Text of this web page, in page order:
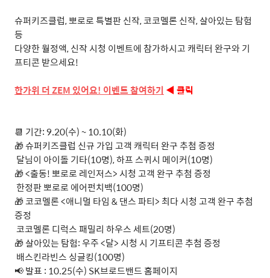
슈퍼키즈클럽, 뽀로로 특별판 신작, 코코멜론 신작, 살아있는 탐험
등
다양한 월정액, 신작 시청 이벤트에 참가하시고 캐릭터 완구와 기
프티콘 받으세요!
한가위 더 ZEM 있어요! 이벤트참여하기 ◀ 클릭
📆 기간: 9.20(수) ~ 10.10(화)
🎁 슈퍼키즈클럽 신규 가입 고객 캐릭터 완구 추첨 증정
ㅤ 달님이 아이돌 기타(10명), 하프 스퀴시 메이커(10명)
🎁 <출동! 뽀로로 레인저스> 시청 고객 완구 추첨 증정
ㅤ 한정판 뽀로로 에어펀치백(100명)
🎁 코코멜론 <애니멀 타임 & 댄스 파티> 최다 시청 고객 완구 추첨
증정
ㅤ 코코멜론 디럭스 패밀리 하우스 세트(20명)
🎁 살아있는 탐험: 우주 <달> 시청 시 기프티콘 추첨 증정
ㅤ 배스킨라빈스 싱글킹(100명)
📢 발표 : 10.25(수) SK브로드밴드 홈페이지